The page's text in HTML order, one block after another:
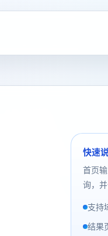
快速
首页
询，
支持
结果